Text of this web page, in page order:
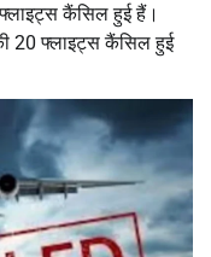
कैंसिल हुई हैं।
20 फ्लाइट्स कैंसिल हुई